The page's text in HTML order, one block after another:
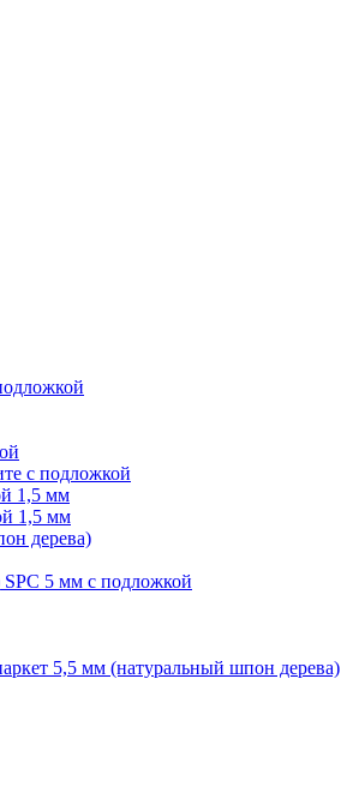
с подложкой
1,5 мм
1,5 мм
дерева)
5 мм с подложкой
5,5 мм (натуральный шпон дерева)